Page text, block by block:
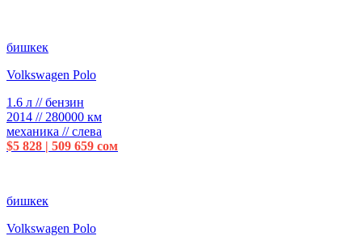
бишкек
Volkswagen Polo
1.6 л // бензин
2014 // 280000 км
механика // слева
$5 828 | 509 659 сом
бишкек
Volkswagen Polo